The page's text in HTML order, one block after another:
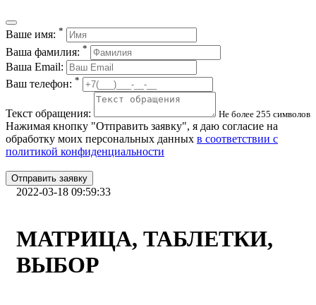
Ваше имя: *
Ваша фамилия: *
Ваша Email:
Ваш телефон: *
Текст обращения: Не более 255 символов
Нажимая кнопку "Отправить заявку", я даю согласие на
обработку моих персональных данных в соответствии с
политикой конфиденциальности
Отправить заявку
2022-03-18 09:59:33
МАТРИЦА, ТАБЛЕТКИ,
ВЫБОР